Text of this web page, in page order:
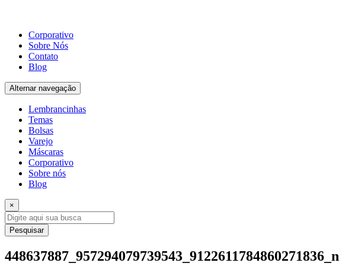
Corporativo
Sobre Nós
Contato
Blog
Alternar navegação
Lembrancinhas
Temas
Bolsas
Varejo
Máscaras
Corporativo
Sobre nós
Blog
×
Pesquisar
448637887_957294079739543_9122611784860271836_n